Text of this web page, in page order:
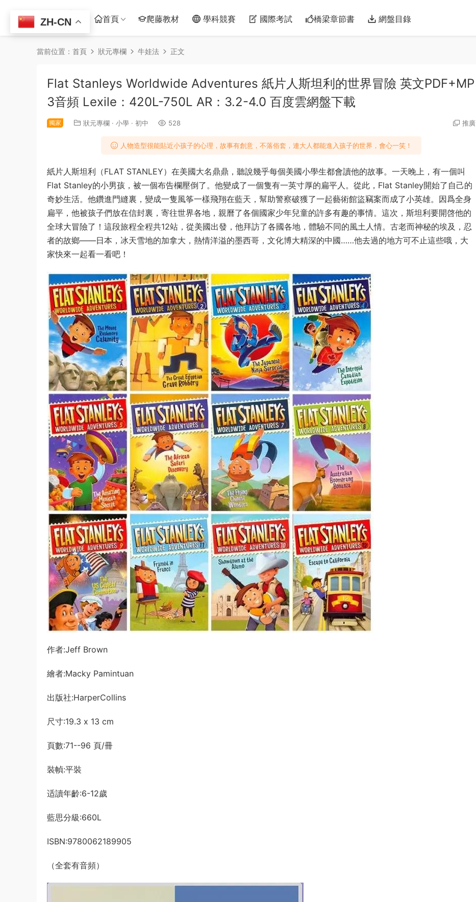
首頁 爬藤教材 學科競賽 國際考試 橋梁章節書 網盤目錄
當前位置： 首頁 狀元專欄 牛娃法 正文
Flat Stanleys Worldwide Adventures 紙片人斯坦利的世界冒險 英文PDF+MP
3音頻 Lexile：420L-750L AR：3.2-4.0 百度雲網盤下載
獨家 狀元專欄 · 小學 · 初中 528 推廣
人物造型很能貼近小孩子的心理，故事有創意，不落俗套，連大人都能進入孩子的世界，會心一笑！
紙片人斯坦利（FLAT STANLEY）在美國大名鼎鼎，聽說幾乎每個美國小學生都會讀他的故事。一天晚上，有一個叫
Flat Stanley的小男孩，被一個布告欄壓倒了。他變成了一個隻有一英寸厚的扁平人。從此，Flat Stanley開始了自己的
奇妙生活。他鑽進門縫裏，變成一隻風筝一樣飛翔在藍天，幫助警察破獲了一起藝術館盜竊案而成了小英雄。因爲全身
扁平，他被孩子們放在信封裏，寄往世界各地，親曆了各個國家少年兒童的許多有趣的事情。這次，斯坦利要開啓他的
全球大冒險了！這段旅程全程共12站，從美國出發，他拜訪了各國各地，體驗不同的風土人情。古老而神秘的埃及，忍
者的故鄉——日本，冰天雪地的加拿大，熱情洋溢的墨西哥，文化博大精深的中國……他去過的地方可不止這些哦，大
家快來一起看一看吧！
作者:Jeff Brown
繪者:Macky Pamintuan
出版社:HarperCollins
尺寸:19.3 x 13 cm
頁數:71--96 頁/冊
裝幀:平裝
适讀年齡:6-12歲
藍思分級:660L
ISBN:9780062189905
（全套有音頻）
ZH-CN